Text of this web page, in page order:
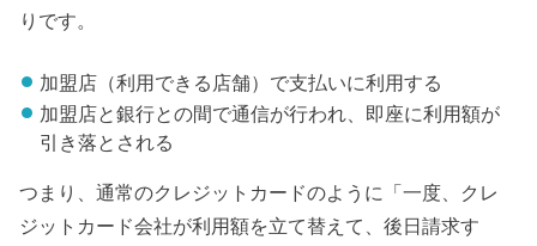
りです。
加盟店（利用できる店舗）で支払いに利用する
加盟店と銀行との間で通信が行われ、即座に利用額が
引き落とされる
つまり、通常のクレジットカードのように「一度、クレ
ジットカード会社が利用額を立て替えて、後日請求す